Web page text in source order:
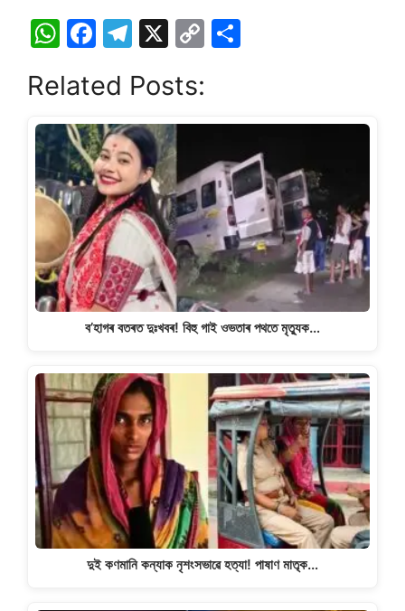
W
at
s
A
p
p
F
c
e
b
o
o
k
T
e
gr
a
m
X
C
y
n
k
e
Related Posts:
ব’হাগৰ বতৰত দুঃখবৰ! বিহু গাই ওভতাৰ পথতে মৃত্যুক…
দুই কণমানি কন্যাক নৃশংসভাৱে হত্যা! পাষাণ মাতৃক…